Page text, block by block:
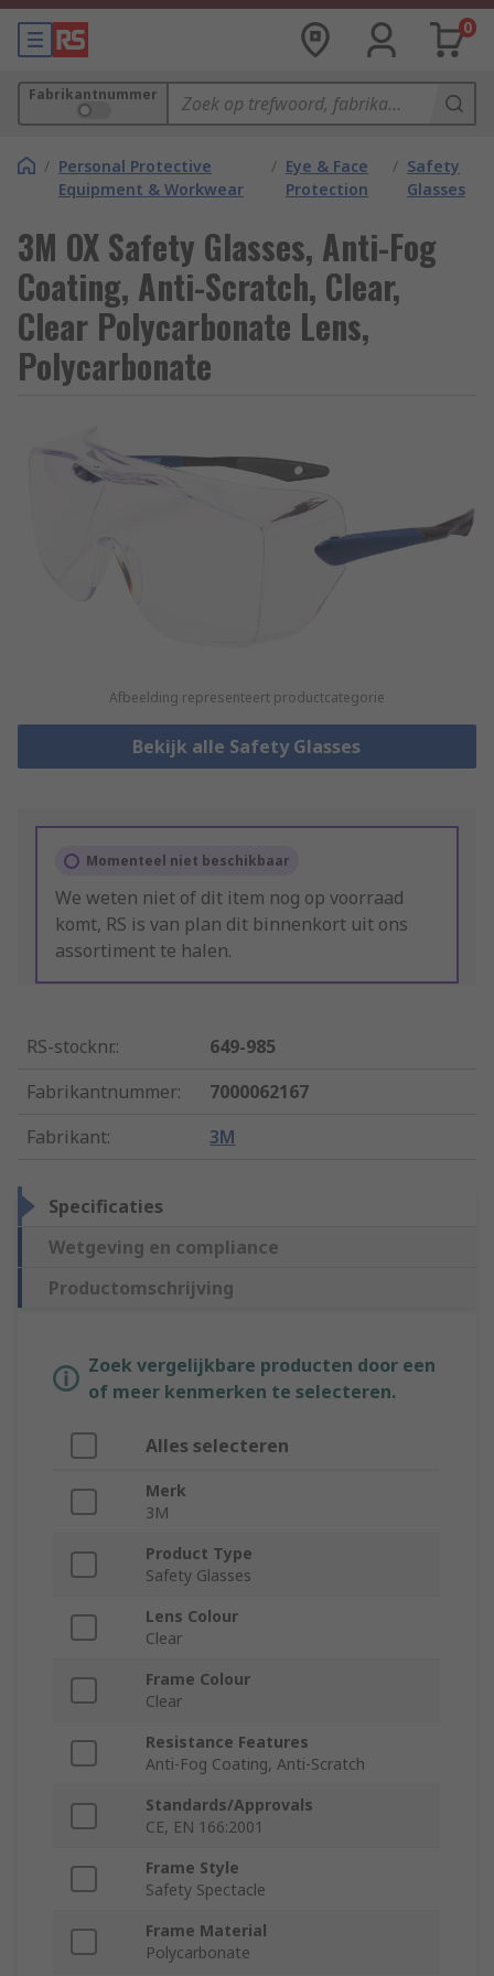
0
Fabrikantnummer
/ Personal Protective
Equipment & Workwear
/ Eye & Face
Protection
/ Safety
Glasses
3M OX Safety Glasses, Anti-Fog
Coating, Anti-Scratch, Clear,
Clear Polycarbonate Lens,
Polycarbonate
Afbeelding representeert productcategorie
Bekijk alle Safety Glasses
Momenteel niet beschikbaar
We weten niet of dit item nog op voorraad
komt, RS is van plan dit binnenkort uit ons
assortiment te halen.
RS-stocknr.:
649-985
Fabrikantnummer:
7000062167
Fabrikant: 3M
Specificaties
Wetgeving en compliance
Productomschrijving
Zoek vergelijkbare producten door een
of meer kenmerken te selecteren.
Alles selecteren
Merk
3M
Product Type
Safety Glasses
Lens Colour
Clear
Frame Colour
Clear
Resistance Features
Anti-Fog Coating, Anti-Scratch
Standards/Approvals
CE, EN 166:2001
Frame Style
Safety Spectacle
Frame Material
Polycarbonate